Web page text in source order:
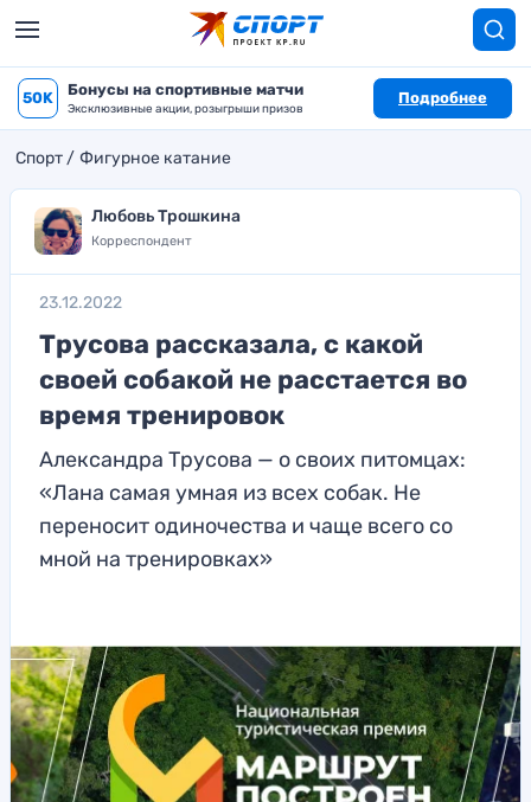
50K Бонусы на спортивные матчи
Эксклюзивные акции, розыгрыши призов
Подробнее
Спорт Фигурное катание
Любовь Трошкина
Корреспондент
23.12.2022
Трусова рассказала, с какой
своей собакой не расстается во
время тренировок
Александра Трусова — о своих питомцах:
«Лана самая умная из всех собак. Не
переносит одиночества и чаще всего со
мной на тренировках»